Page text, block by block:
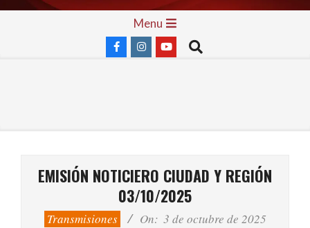
Skip
Menu
Search
EMISIÓN NOTICIERO CIUDAD Y REGIÓN
03/10/2025
Transmisiones On: 3 de octubre de 2025